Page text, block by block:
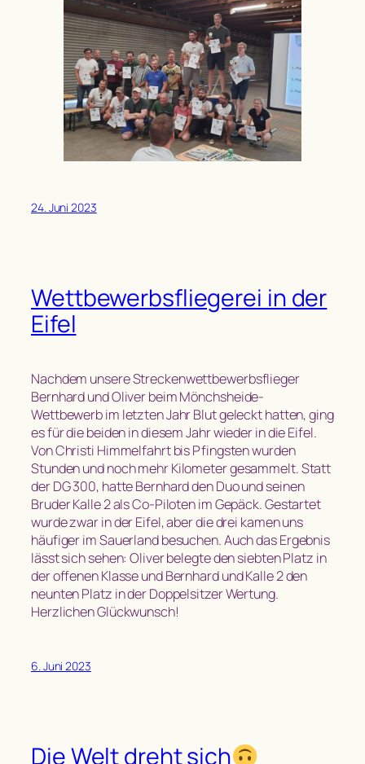
24. Juni 2023
Wettbewerbsfliegerei in der
Eifel
Nachdem unsere Streckenwettbewerbsflieger
Bernhard und Oliver beim Mönchsheide-
Wettbewerb im letzten Jahr Blut geleckt hatten, ging
es für die beiden in diesem Jahr wieder in die Eifel.
Von Christi Himmelfahrt bis Pfingsten wurden
Stunden und noch mehr Kilometer gesammelt. Statt
der DG 300, hatte Bernhard den Duo und seinen
Bruder Kalle 2 als Co-Piloten im Gepäck. Gestartet
wurde zwar in der Eifel, aber die drei kamen uns
häufiger im Sauerland besuchen. Auch das Ergebnis
lässt sich sehen: Oliver belegte den siebten Platz in
der offenen Klasse und Bernhard und Kalle 2 den
neunten Platz in der Doppelsitzer Wertung.
Herzlichen Glückwunsch!
6. Juni 2023
Die Welt dreht sich